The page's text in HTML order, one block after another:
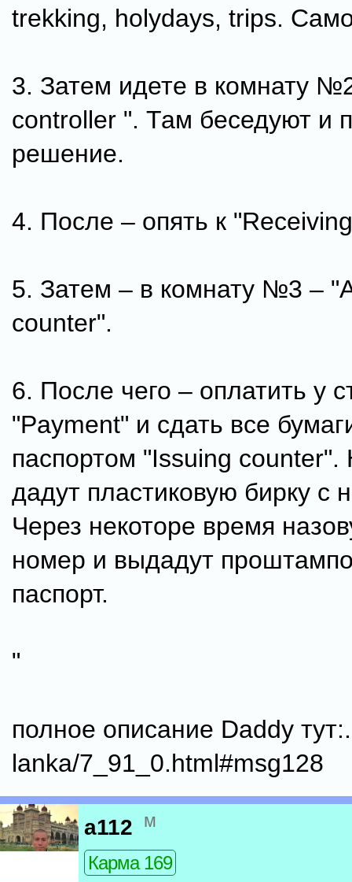
trekking, holydays, trips.
3. Затем идете в комнату
controller ". Там беседуют и
решение.
4. После – опять к
5. Затем – в комнату №3 –
counter".
6. После чего – оплатить у
"Payment" и сдать все
паспортом "Issuing counter".
дадут пластиковую бирку с
Через некоторе время
номер и выдадут
паспорт.
"
полное описание Daddy
lanka/7_91_0.html#msg128
a112 м
Карма 169